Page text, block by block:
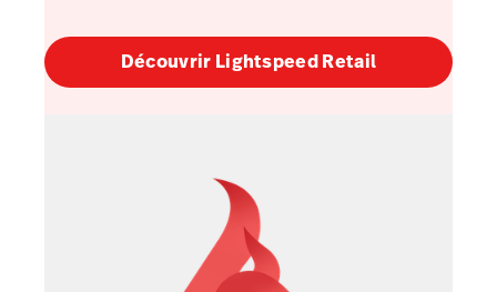
Découvrir Lightspeed Retail